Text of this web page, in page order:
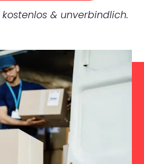
kostenlos & unverbindlich.